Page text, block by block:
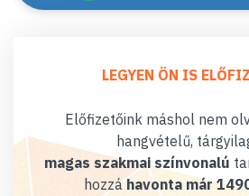
LEGYEN ÖN IS
Előfizetőink máshol nem
hangvételű,
magas szakmai színvonalú
hozzáhavonta már